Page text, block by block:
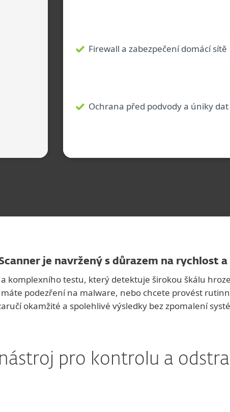
Firewall a zabezpečení domácí sítě
Ochrana před podvody a úniky dat
Scanner je navržený s důrazem na rychlost
komplexního testu, který detektuje širokou škálu
podezření na malware, nebo chcete provést
okamžité a spolehlivé výsledky bez zpomalení
pro kontrolu a